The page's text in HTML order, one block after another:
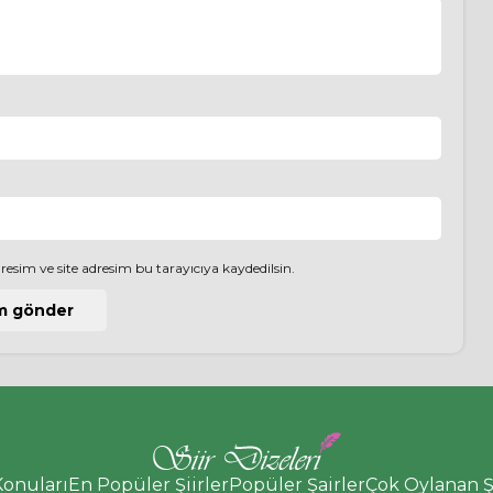
ve site adresim bu tarayıcıya kaydedilsin.
En Popüler ŞiirlerPopüler ŞairlerÇok Oylanan